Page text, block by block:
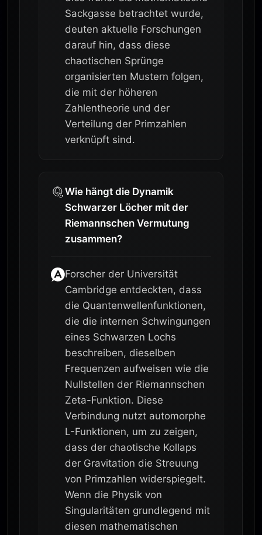
Sackgasse betrachtet wurde,
deuten aktuelle Forschungen
darauf hin, dass diese
chaotischen Sprünge
organisierten Mustern folgen,
die mit der höheren
Zahlentheorie und der
Verteilung der Primzahlen
verknüpft sind.
Wie hängt die Dynamik
Schwarzer Löcher mit der
Riemannschen Vermutung
zusammen?
Forscher der Universität
Cambridge entdeckten, dass
die Quantenwellenfunktionen,
die die internen Schwingungen
eines Schwarzen Lochs
beschreiben, dieselben
Frequenzen aufweisen wie die
Nullstellen der Riemannschen
Zeta-Funktion. Diese
Verbindung nutzt automorphe
L-Funktionen, um zu zeigen,
dass der chaotische Kollaps
der Gravitation die Streuung
von Primzahlen widerspiegelt.
Wenn die Physik von
Singularitäten grundlegend mit
diesen mathematischen